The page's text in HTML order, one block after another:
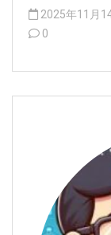
2025年11月
0